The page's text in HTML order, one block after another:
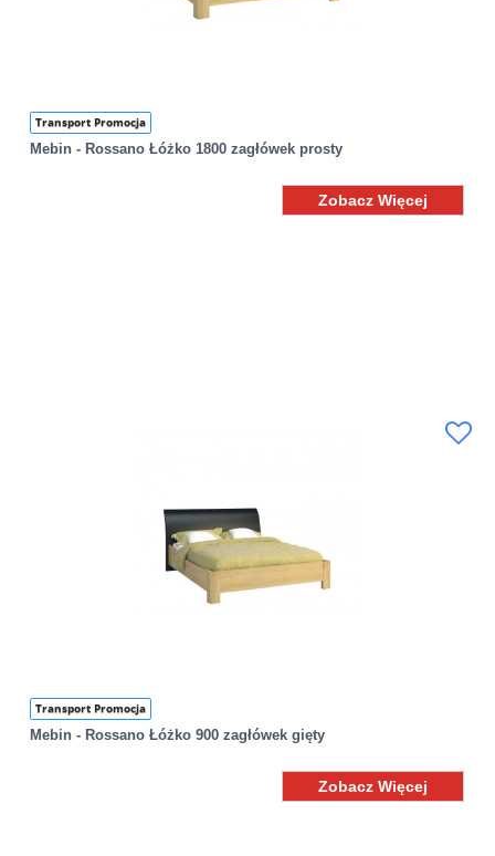
Transport Promocja
Mebin - Rossano Łóżko 1800 zagłówek prosty
Zobacz Więcej
Transport Promocja
Mebin - Rossano Łóżko 900 zagłówek gięty
Zobacz Więcej